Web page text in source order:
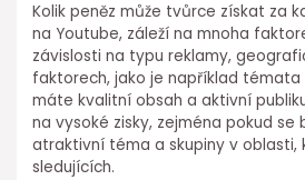
Kolik peněz může tvůrce získat za
na Youtube, záleží na mnoha
závislosti na typu reklamy,
faktorech, jako je například témata
máte kvalitní obsah a aktivní
na vysoké zisky, zejména pokud
atraktivní téma a skupiny v oblasti,
sledujících.